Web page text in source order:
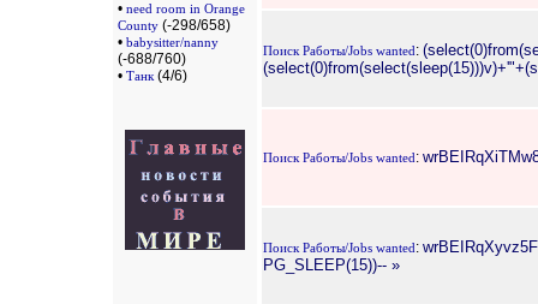
• need room in Orange
County (-298/658)
• babysitter/nanny
(-688/760)
• Танк(4/6)
Поиск Работы/Jobs wanted :
Поиск Работы/Jobs wanted :
Поиск Работы/Jobs wanted :
PG_SLEEP(15))-- »